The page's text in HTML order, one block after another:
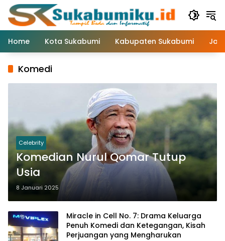
Langsung
konten
Home
Kota Sukabumi Kabupaten Sukabumi
Komedi
Celebrity
Komedian Nurul Qomar Tutup
Usia
8 Januari 2025
Miracle in Cell No. 7: Drama Keluarga
Penuh Komedi dan Ketegangan, Kisah
Perjuangan yang Mengharukan